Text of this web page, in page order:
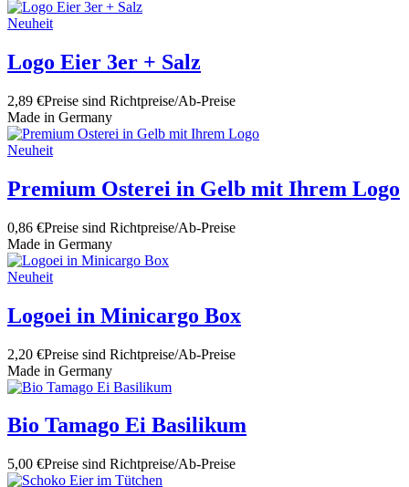
Neuheit
Logo Eier 3er + Salz
2,89 €Preise sind Richtpreise/Ab-Preise
Made in Germany
Neuheit
Premium Osterei in Gelb mit Ihrem Logo
0,86 €Preise sind Richtpreise/Ab-Preise
Made in Germany
Neuheit
Logoei in Minicargo Box
2,20 €Preise sind Richtpreise/Ab-Preise
Made in Germany
Bio Tamago Ei Basilikum
5,00 €Preise sind Richtpreise/Ab-Preise